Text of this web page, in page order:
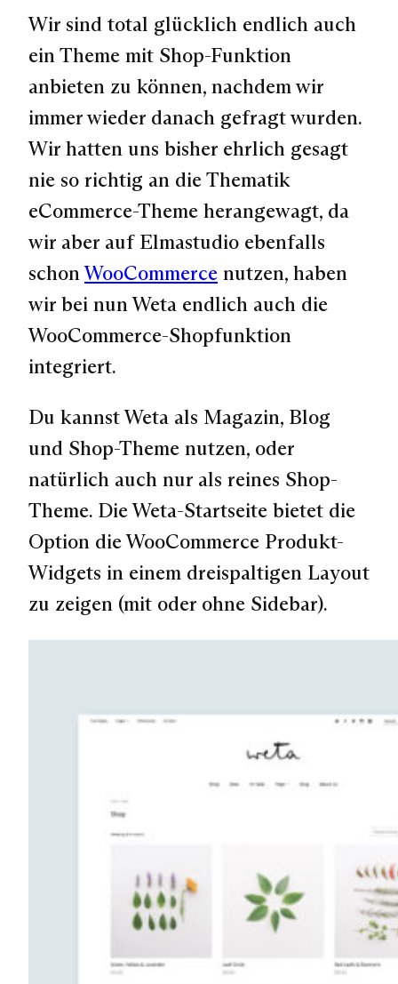
Wir sind total glücklich endlich auch
ein Theme mit Shop-Funktion
anbieten zu können, nachdem wir
immer wieder danach gefragt wurden.
Wir hatten uns bisher ehrlich gesagt
nie so richtig an die Thematik
eCommerce-Theme herangewagt, da
wir aber auf Elmastudio ebenfalls
schonWooCommerce nutzen, haben
wir bei nun Weta endlich auch die
WooCommerce-Shopfunktion
integriert.
Du kannst Weta als Magazin, Blog
und Shop-Theme nutzen, oder
natürlich auch nur als reines Shop-
Theme. Die Weta-Startseite bietet die
Option die WooCommerce Produkt-
Widgets in einem dreispaltigen Layout
zu zeigen (mit oder ohne Sidebar).